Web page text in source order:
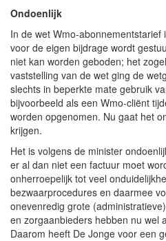
Ondoenlijk
In de wet Wmo-
voor de eigen bijdrage wordt
niet kan worden geboden; het
vaststelling van de wet ging de
slechts in beperkte mate gebruik
bijvoorbeeld als een Wmo-cliënt
worden opgenomen. Nu gaat het
krijgen.
Het is volgens de minister
er al dan niet een factuur moet
onherroepelijk tot veel
bezwaarprocedures en daarmee
onevenredig grote
en zorgaanbieders hebben nu wel
Daarom heeft De Jonge voor een